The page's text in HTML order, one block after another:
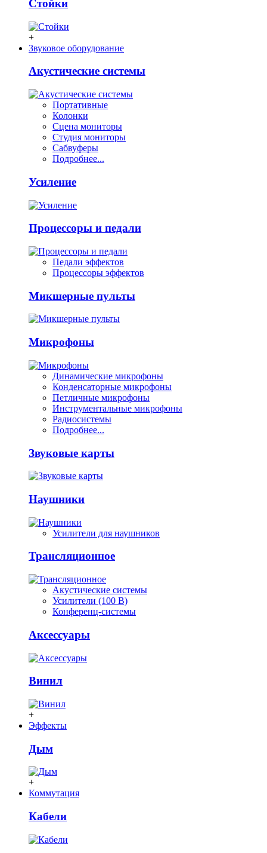
Стойки
+
Звуковое оборудование
Акустические системы
Портативные
Колонки
Сцена мониторы
Студия мониторы
Сабвуферы
Подробнее...
Усиление
Процессоры и педали
Педали эффектов
Процессоры эффектов
Микшерные пульты
Микрофоны
Динамические микрофоны
Конденсаторные микрофоны
Петличные микрофоны
Инструментальные микрофоны
Радиосистемы
Подробнее...
Звуковые карты
Наушники
Усилители для наушников
Трансляционное
Акустические системы
Усилители (100 В)
Конференц-системы
Аксессуары
Винил
+
Эффекты
Дым
+
Коммутация
Кабели